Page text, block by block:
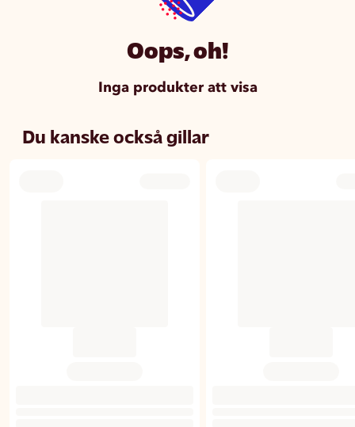
Oops, oh!
Inga produkter att visa
Du kanske också gillar